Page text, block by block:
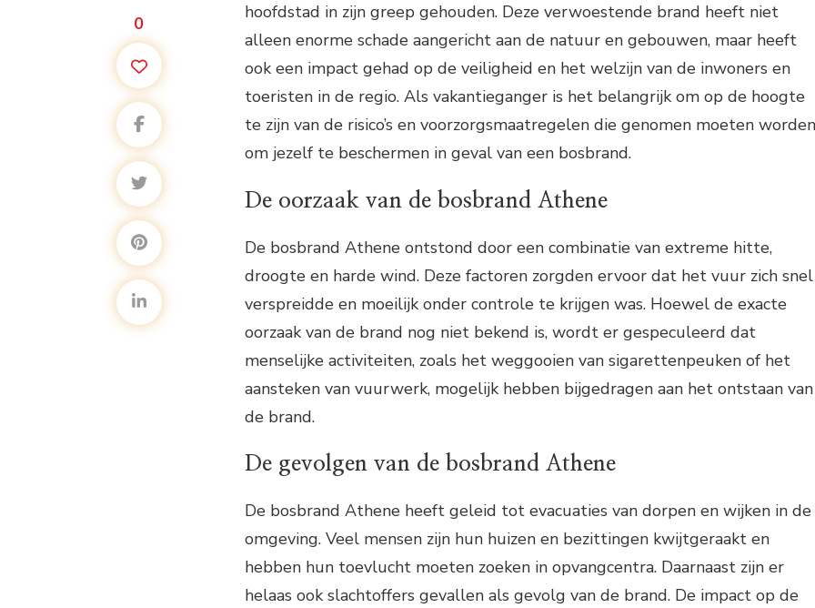
0
hoofdstad in zijn greep gehouden. Deze verwoestende brand heeft niet
alleen enorme schade aangericht aan de natuur en gebouwen, maar heeft
ook een impact gehad op de veiligheid en het welzijn van de inwoners en
toeristen in de regio. Als vakantieganger is het belangrijk om op de hoogte
te zijn van de risico’s en voorzorgsmaatregelen die genomen moeten worden
om jezelf te beschermen in geval van een bosbrand.
De oorzaak van de bosbrand Athene
De bosbrand Athene ontstond door een combinatie van extreme hitte,
droogte en harde wind. Deze factoren zorgden ervoor dat het vuur zich snel
verspreidde en moeilijk onder controle te krijgen was. Hoewel de exacte
oorzaak van de brand nog niet bekend is, wordt er gespeculeerd dat
menselijke activiteiten, zoals het weggooien van sigarettenpeuken of het
aansteken van vuurwerk, mogelijk hebben bijgedragen aan het ontstaan van
de brand.
De gevolgen van de bosbrand Athene
De bosbrand Athene heeft geleid tot evacuaties van dorpen en wijken in de
omgeving. Veel mensen zijn hun huizen en bezittingen kwijtgeraakt en
hebben hun toevlucht moeten zoeken in opvangcentra. Daarnaast zijn er
helaas ook slachtoffers gevallen als gevolg van de brand. De impact op de